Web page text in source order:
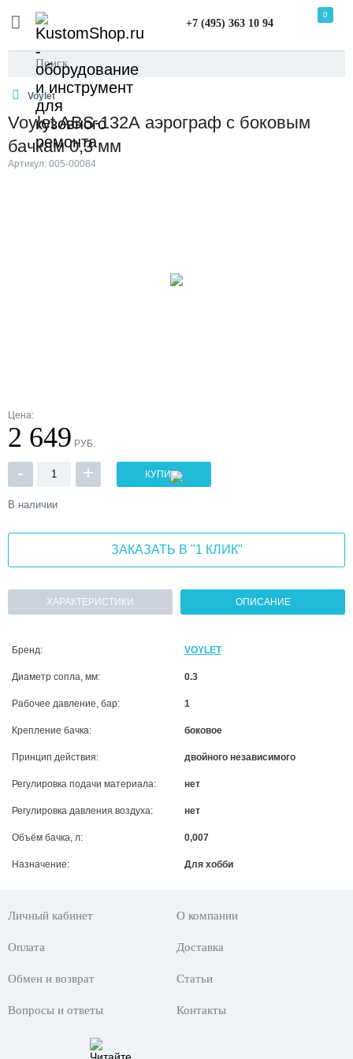
+7 (495) 363 10 94
0
Voylet
Voylet ABS-132А аэрограф с боковым
бачкам 0,3 мм
Артикул: 005-00084
Цена:
2 649 РУБ.
- + КУПИТЬ
В наличии
ЗАКАЗАТЬ В "1 КЛИК"
ХАРАКТЕРИСТИКИ ОПИСАНИЕ
Бренд: VOYLET
Диаметр сопла, мм: 0.3
Рабочее давление, бар: 1
Крепление бачка: боковое
Принцип действия: двойного независимого
Регулировка подачи материала: нет
Регулировка давления воздуха: нет
Объём бачка, л: 0,007
Назначение: Для хобби
Личный кабинет О компании
Оплата Доставка
Обмен и возврат Статьи
Вопросы и ответы Контакты